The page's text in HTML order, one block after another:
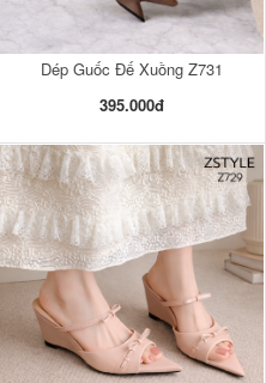
Dép Guốc Đế Xuồng Z731
395.000đ